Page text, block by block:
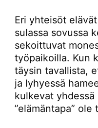
Eri yhteisöt
sulassa sovussa
sekoittuvat
työpaikoilla. Kun
täysin tavallista,
ja lyhyessä
kulkevat yhdessä
”elämäntapa”